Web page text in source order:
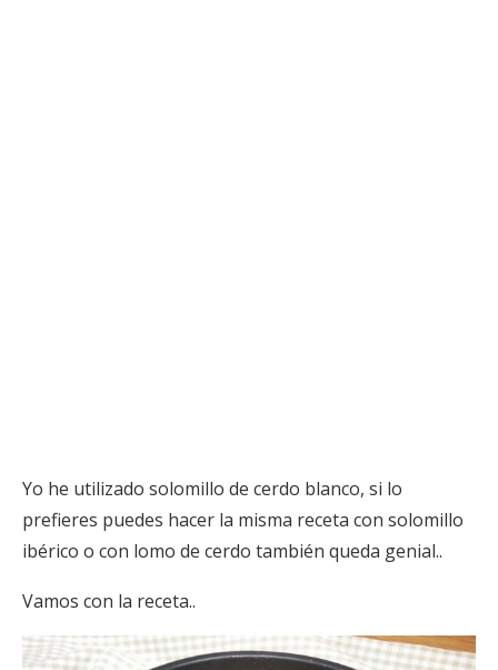
Yo he utilizado solomillo de cerdo blanco, si lo
prefieres puedes hacer la misma receta con solomillo
ibérico o con lomo de cerdo también queda genial..
Vamos con la receta..